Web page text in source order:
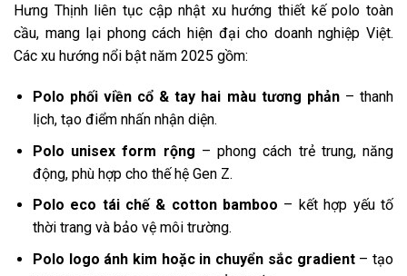
Hưng Thịnh liên tục cập nhật xu hướng thiết kế polo toàn
cầu, mang lại phong cách hiện đại cho doanh nghiệp Việt.
Các xu hướng nổi bật năm 2025 gồm:
Polo phối viền cổ & tay hai màu tương phản– thanh
lịch, tạo điểm nhấn nhận diện.
Polo unisex form rộng – phong cách trẻ trung, năng
động, phù hợp cho thế hệ Gen Z.
Polo eco tái chế & cotton bamboo – kết hợp yếu tố
thời trang và bảo vệ môi trường.
Polo logo ánh kim hoặc in chuyển sắc gradient– tạo